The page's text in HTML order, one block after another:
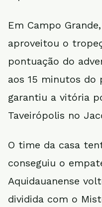
Em Campo
aproveitou o
pontuação do
aos 15 minutos
garantiu a vitória
Taveirópolis no
O time da casa
conseguiu o
Aquidauanense
dividida com o